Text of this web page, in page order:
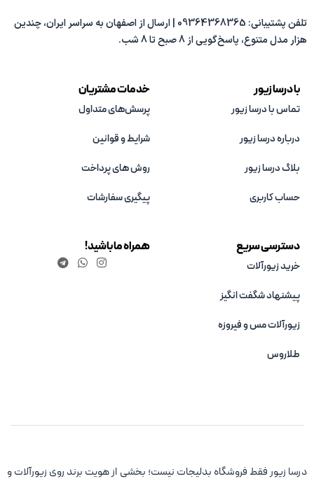
تلفن پشتیبانی: 09364368365 | ارسال از اصفهان به سراسر ایران، چندین
هزار مدل متنوع، پاسخ‌گویی از 8 صبح تا 8 شب.
با درسا زیور
تماس با درسا زیور
درباره درسا زیور
بلاگ درسا زیور
حساب کاربری
خدمات مشتریان
پرسش‌های متداول
شرایط و قوانین
روش های پرداخت
پیگیری سفارشات
دسترسی سریع
خرید زیورآلات
پیشنهاد شگفت انگیز
زیورآلات مس و فیروزه‌
طلاروس
همراه ما باشید!
درسا زیور فقط فروشگاه بدلیجات نیست؛ بخشی از هویت برند روی زیورآلات و